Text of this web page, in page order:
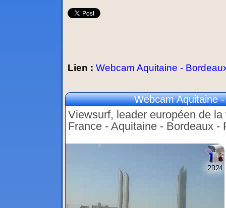
Lien : Webcam Aquitaine -
Webcam Aquitaine
Viewsurf, leader européen de
France - Aquitaine - Bordeaux